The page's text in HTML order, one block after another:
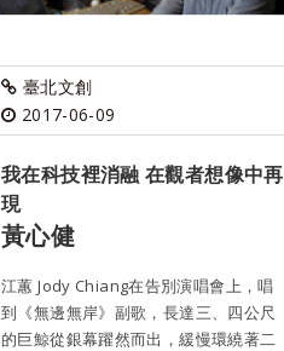
臺北文創
2017-06-09
我在科技裡消融 在觀者想像中再
現
黃心健
江蕙 Jody Chiang在告別演唱會上，唱
到《無邊無岸》副歌，長達三、四公尺
的巨鯨從銀幕躍然而出，緩慢環繞著二